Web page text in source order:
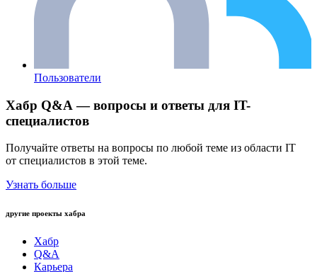
Пользователи
Хабр Q&A — вопросы и ответы для IT-
специалистов
Получайте ответы на вопросы по любой теме из области IT
от специалистов в этой теме.
Узнать больше
другие проекты хабра
Хабр
Q&A
Карьера